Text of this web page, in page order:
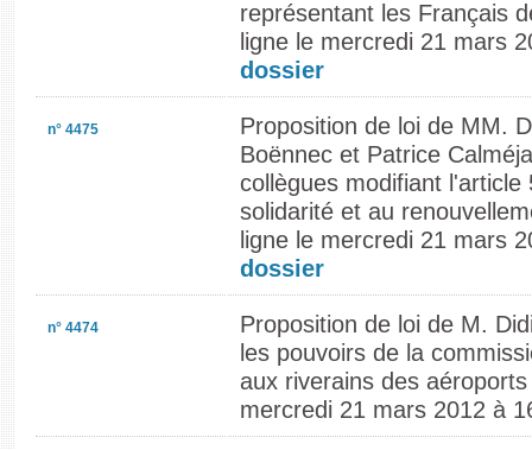
représentant les Français
ligne le mercredi 21 mars
dossier
n° 4475
Proposition de loi de MM.
Boënnec et Patrice
collègues modifiant
solidarité et au
ligne le mercredi 21 mars
dossier
n° 4474
Proposition de loi de M.
les pouvoirs de la
aux riverains des
mercredi 21 mars 2012 à